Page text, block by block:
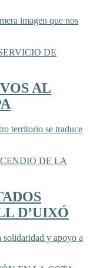
imagen que nos
AL
territorio se traduce
D’UIXÓ
y apoyo a